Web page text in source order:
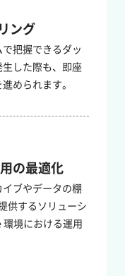
ング
把握できるダッ
した際も、即座
められます。
の最適化
ブやデータの棚
供するソリューシ
境における運用